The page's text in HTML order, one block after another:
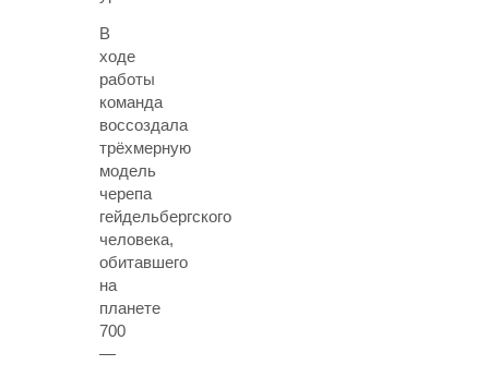
В
ходе
работы
команда
воссоздала
трёхмерную
модель
черепа
гейдельбергского
человека,
обитавшего
на
планете
700
—